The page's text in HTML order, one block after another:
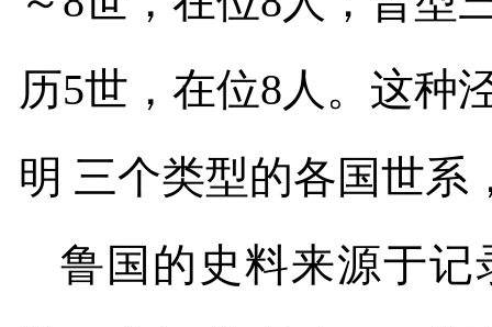
历5世，在位8人。这种
明 三个类型的各国世系
鲁国的史料来源于